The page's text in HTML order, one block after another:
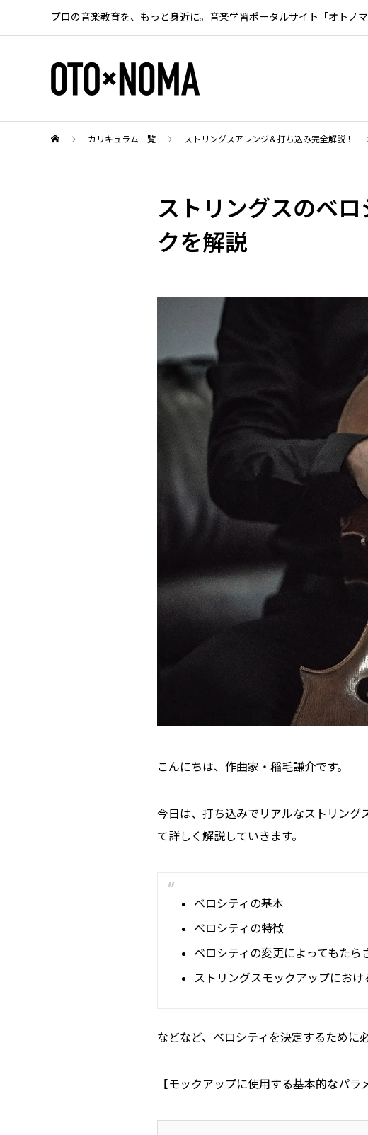
プロの音楽教育を、もっと身近に。音楽学習ポータルサイト「オトノマ
カリキュラム一覧 ストリングスアレンジ＆打ち込み完全解説！
ストリングスのベ
クを解説
こんにちは、作曲家・稲毛謙介です。
今日は、打ち込みでリアルなストリング
て詳しく解説していきます。
ベロシティの基本
ベロシティの特徴
ベロシティの変更によってもたら
ストリングスモックアップにお
などなど、ベロシティを決定するために
【モックアップに使用する基本的なパラ